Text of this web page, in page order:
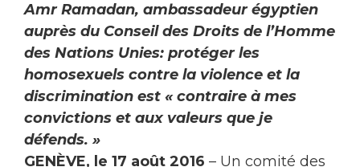
Amr Ramadan, ambassadeur égyptien
auprès du Conseil des Droits de l’Homme
des Nations Unies: protéger les
homosexuels contre la violence et la
discrimination est « contraire à mes
convictions et aux valeurs que je
défends. »
GENÈVE, le 17 août 2016 – Un comité des